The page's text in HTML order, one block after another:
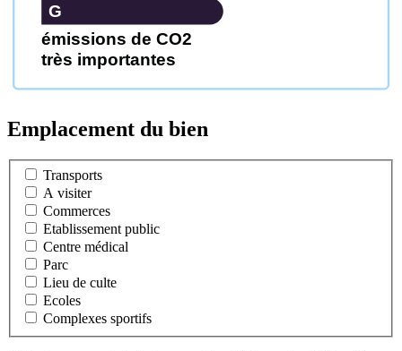
émissions de CO2
très importantes
G
Emplacement du bien
Transports
A visiter
Commerces
Etablissement public
Centre médical
Parc
Lieu de culte
Ecoles
Complexes sportifs